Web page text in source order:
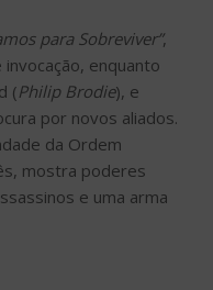
para Sobreviver”,
enquanto
(Philip Brodie), e
por novos aliados.
da Ordem
mostra poderes
e uma arma